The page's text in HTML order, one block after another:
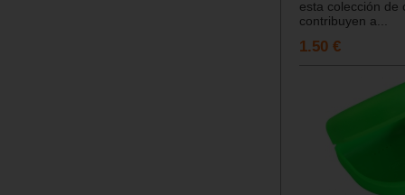
esta colección de
contribuyen a...
1.50 €